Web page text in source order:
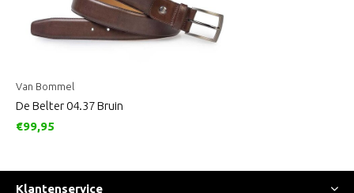
Van Bommel
De Belter 04.37 Bruin
€99,95
Klantenservice